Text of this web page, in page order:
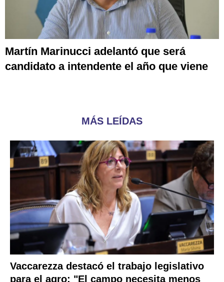
Martín Marinucci adelantó que será
candidato a intendente el año que viene
MÁS LEÍDAS
Vaccarezza destacó el trabajo legislativo
para el agro: "El campo necesita menos